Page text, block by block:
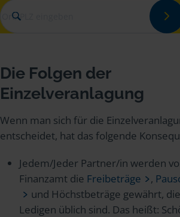
Die Folgen der
Einzelveranlagung
Wenn man sich für die
entscheidet, hat das folgende
Jedem/Jeder Partner/in werden
Finanzamt die Freibeträge ,
und Höchstbeträge gewährt,
Ledigen üblich sind. Das heißt: